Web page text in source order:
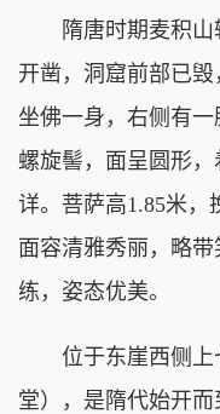
隋唐时期麦积山
开凿，洞窟前部已
坐佛一身，右侧有
螺旋髻，面呈圆形
详。菩萨高1.85米，
面容清雅秀丽，略
练，姿态优美。
位于东崖西侧上
堂），是隋代始开